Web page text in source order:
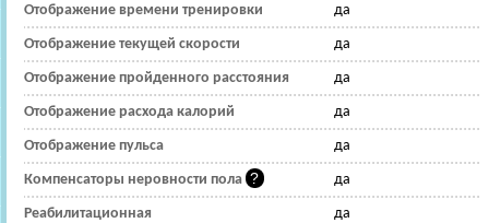
Отображение времени тренировки да
Отображение текущей скорости да
Отображение пройденного расстояния да
Отображение расхода калорий да
Отображение пульса да
Компенсаторы неровности пола да
Реабилитационная да